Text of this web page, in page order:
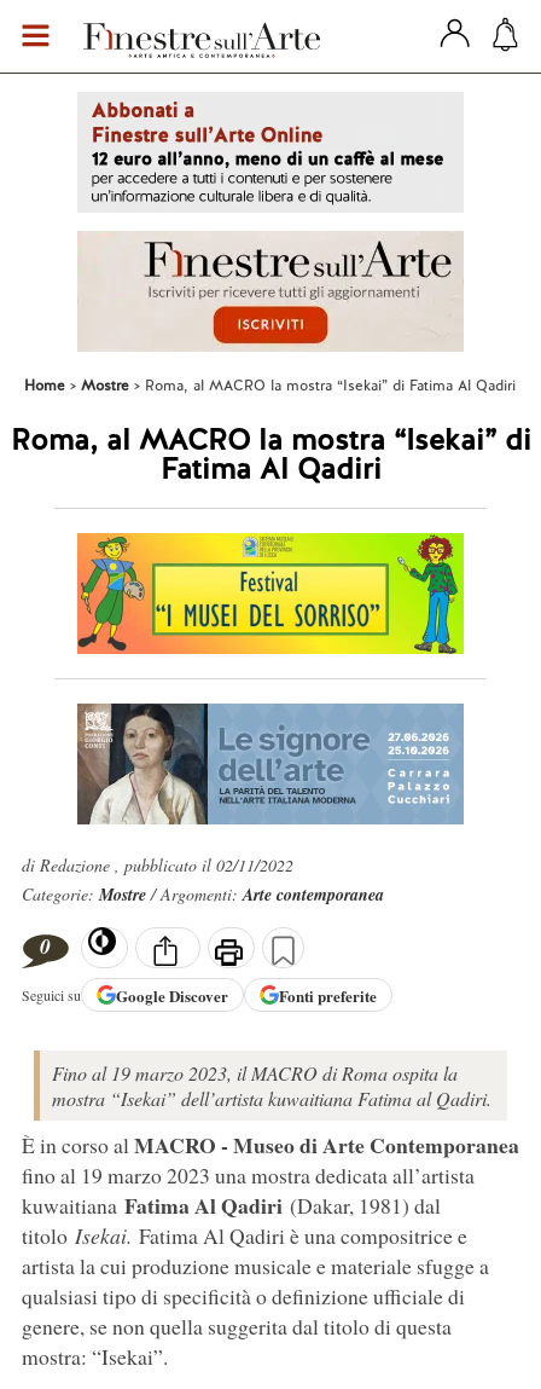
Home Mostre Roma, al MACRO la mostra “Isekai” di Fatima Al Qadiri
Roma, al MACRO la mostra “Isekai” di
Fatima Al Qadiri
di Redazione , pubblicato il 02/11/2022
Categorie:Mostre/ Argomenti:Arte contemporanea
0
Seguici su GoogleDiscover Fonti preferite
Fino al 19 marzo 2023, il MACRO di Roma ospita la
mostra “Isekai” dell’artista kuwaitiana Fatima al Qadiri.
È in corso alMACRO - Museo di Arte Contemporanea
fino al 19 marzo 2023 una mostra dedicata all’artista
kuwaitiana Fatima Al Qadiri(Dakar, 1981) dal
titolo Isekai. Fatima Al Qadiri è una compositrice e
artista la cui produzione musicale e materiale sfugge a
qualsiasi tipo di specificità o definizione ufficiale di
genere, se non quella suggerita dal titolo di questa
mostra: “Isekai”.